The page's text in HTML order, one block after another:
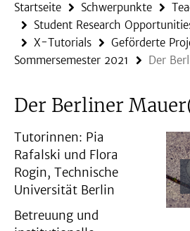
Startseite Schwerpunkte
Student Research
X-Tutorials
Geförderte
Sommersemester 2021
Der
Der Berliner
Tutorinnen: Pia
Rafalski und Flora
Rogin, Technische
Universität Berlin
Betreuung und